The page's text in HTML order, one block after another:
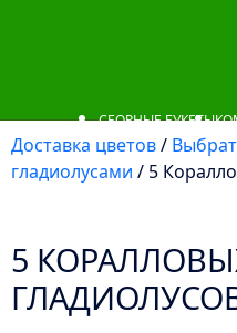
СБОРНЫЕ БУКЕТЫ
Доставка цветов/
гладиолусами / 5
5